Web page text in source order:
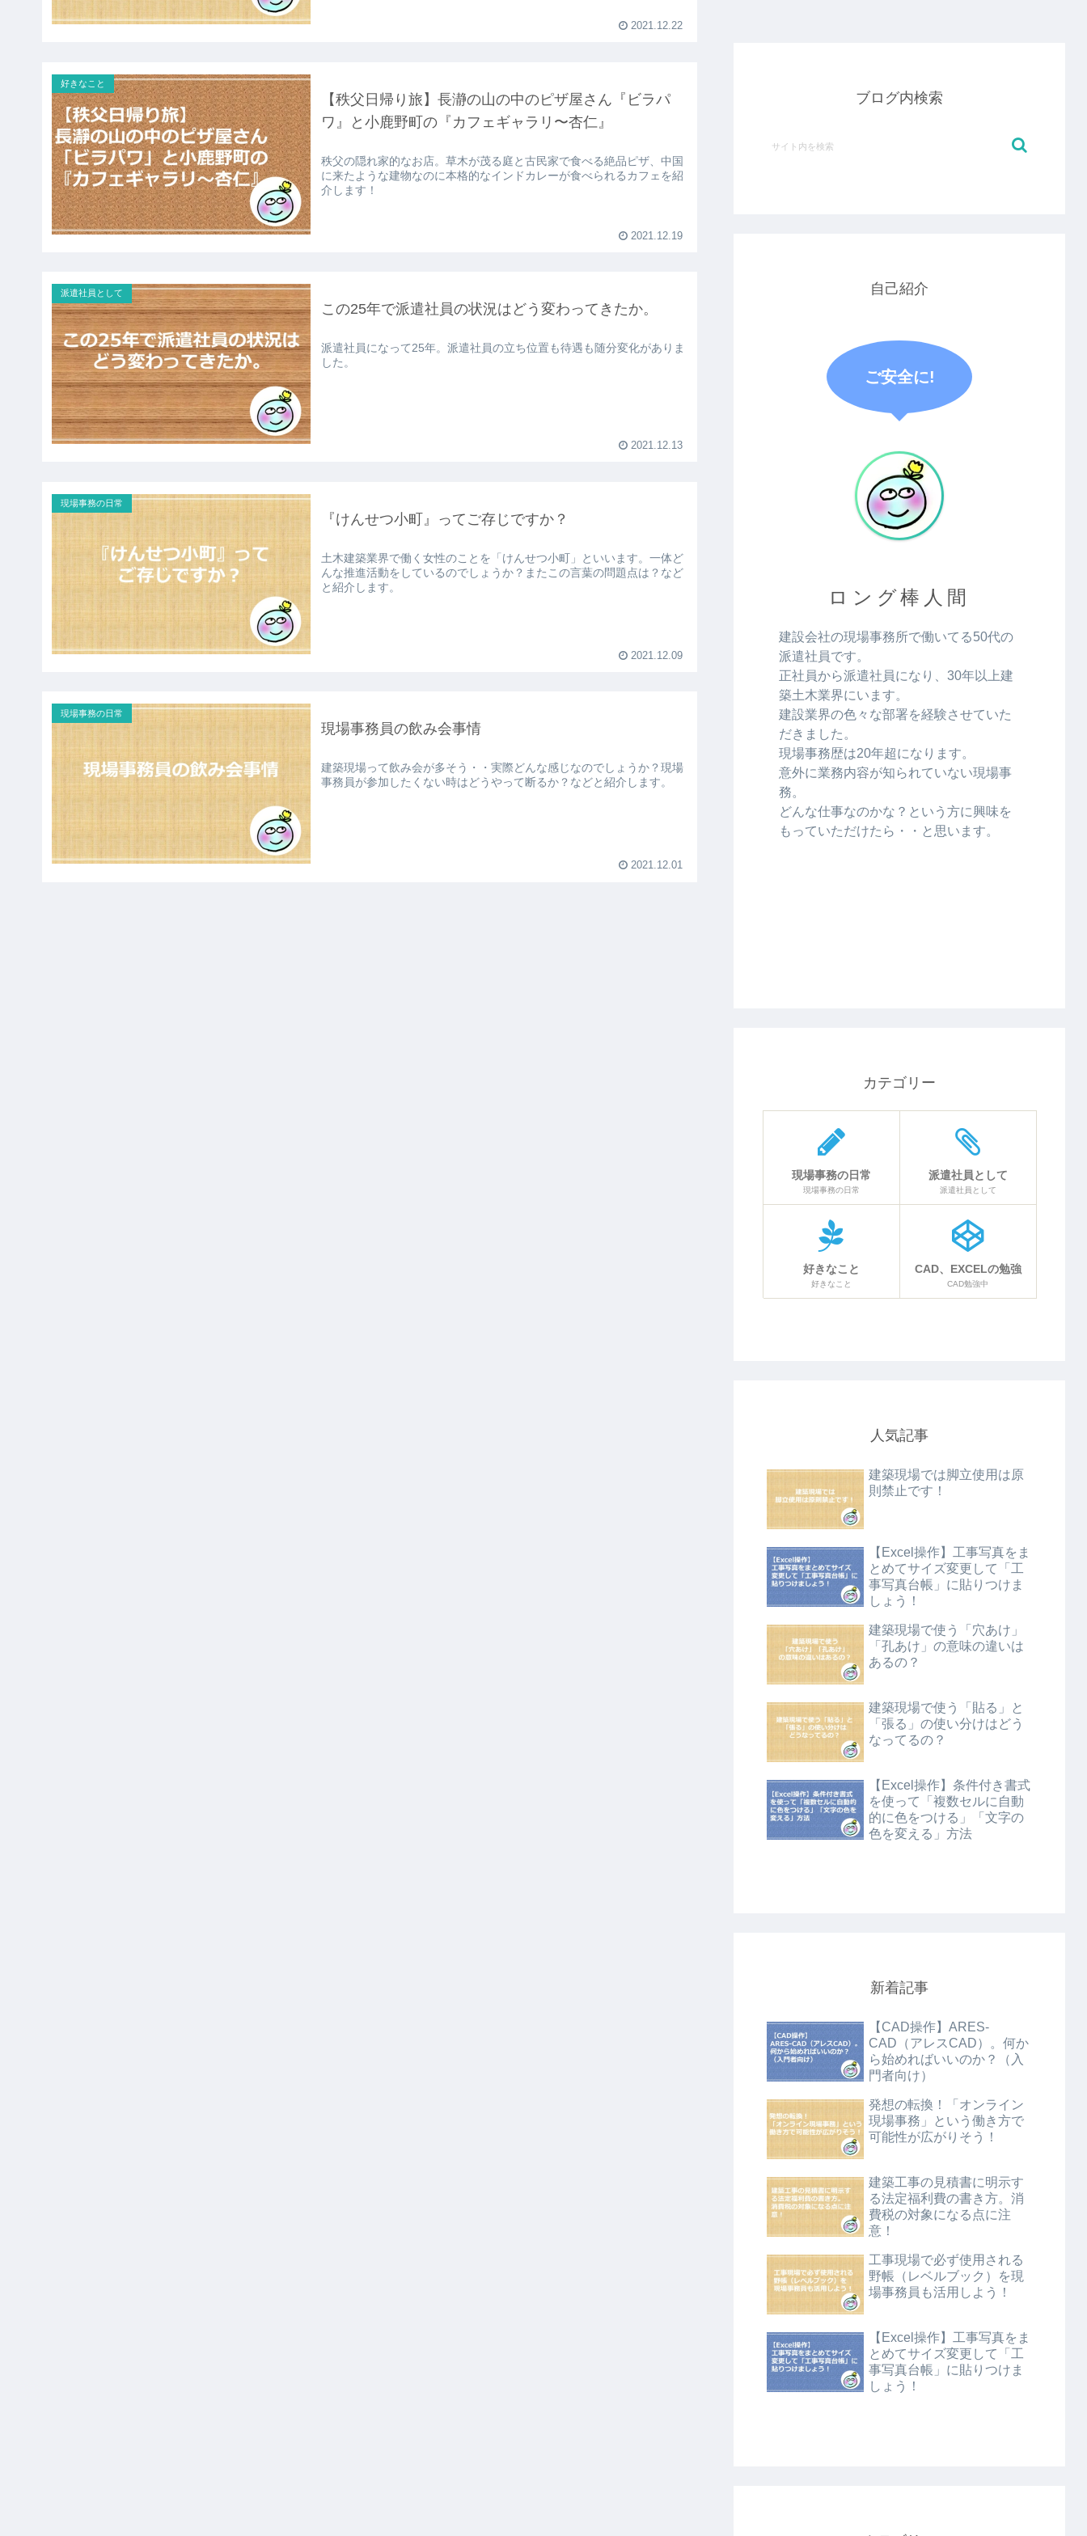
2021.12.22
好きなこと
【秩父日帰り旅】長瀞の山の中のピザ屋さん『ビラパ
ワ』と小鹿野町の『カフェギャラリ〜杏仁』
秩父の隠れ家的なお店。草木が茂る庭と古民家で食べる絶品ピザ、中国
に来たような建物なのに本格的なインドカレーが食べられるカフェを紹
介します！
2021.12.19
派遣社員として
この25年で派遣社員の状況はどう変わってきたか。
派遣社員になって25年。派遣社員の立ち位置も待遇も随分変化がありま
した。
2021.12.13
現場事務の日常
『けんせつ小町』ってご存じですか？
土木建築業界で働く女性のことを「けんせつ小町」といいます。一体ど
んな推進活動をしているのでしょうか？またこの言葉の問題点は？など
と紹介します。
2021.12.09
現場事務の日常
現場事務員の飲み会事情
建築現場って飲み会が多そう・・実際どんな感じなのでしょうか？現場
事務員が参加したくない時はどうやって断るか？などと紹介します。
2021.12.01
ブログ内検索
自己紹介
ご安全に!
ロング棒人間
建設会社の現場事務所で働いてる50代の
派遣社員です。
正社員から派遣社員になり、30年以上建
築土木業界にいます。
建設業界の色々な部署を経験させていた
だきました。
現場事務歴は20年超になります。
意外に業務内容が知られていない現場事
務。
どんな仕事なのかな？という方に興味を
もっていただけたら・・と思います。
カテゴリー
現場事務の日常
現場事務の日常
派遣社員として
派遣社員として
好きなこと
好きなこと
CAD、EXCELの勉強
CAD勉強中
人気記事
建築現場では脚立使用は原
則禁止です！
【Excel操作】工事写真をま
とめてサイズ変更して「工
事写真台帳」に貼りつけま
しょう！
建築現場で使う「穴あけ」
「孔あけ」の意味の違いは
あるの？
建築現場で使う「貼る」と
「張る」の使い分けはどう
なってるの？
【Excel操作】条件付き書式
を使って「複数セルに自動
的に色をつける」「文字の
色を変える」方法
新着記事
【CAD操作】ARES-
CAD（アレスCAD）。何か
ら始めればいいのか？（入
門者向け）
発想の転換！「オンライン
現場事務」という働き方で
可能性が広がりそう！
建築工事の見積書に明示す
る法定福利費の書き方。消
費税の対象になる点に注
意！
工事現場で必ず使用される
野帳（レベルブック）を現
場事務員も活用しよう！
【Excel操作】工事写真をま
とめてサイズ変更して「工
事写真台帳」に貼りつけま
しょう！